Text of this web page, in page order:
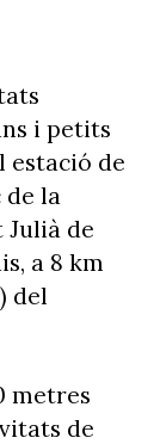
i petits
estació de
de la
Julià de
a 8 km
del
metres
de